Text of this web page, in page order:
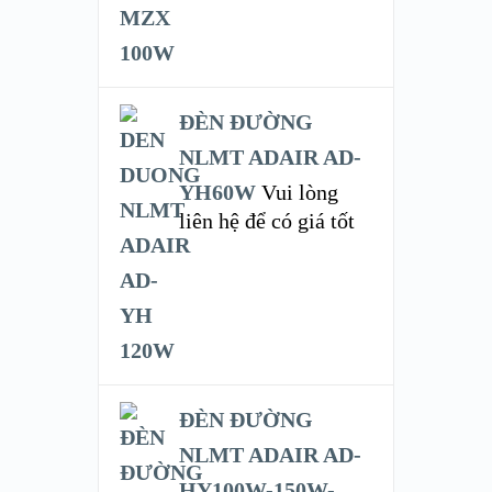
ĐÈN ĐƯỜNG
NLMT ADAIR AD-
YH60W Vui lòng
liên hệ để có giá tốt
ĐÈN ĐƯỜNG
NLMT ADAIR AD-